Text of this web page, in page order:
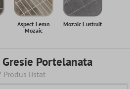
Aspect Lemn
Mozaic
Mozaic Lustruit
Portelanata
Produs listat